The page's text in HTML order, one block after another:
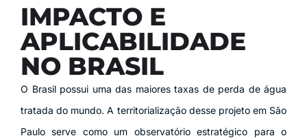
IMPACTO E
APLICABILIDADE
NO BRASIL
O Brasil possui uma das maiores taxas de perda de água
tratada do mundo. A territorialização desse projeto em São
Paulo serve como um observatório estratégico para o